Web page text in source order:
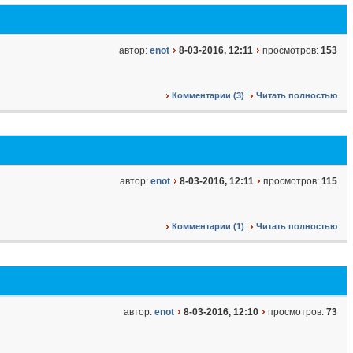
автор: enot 8-03-2016, 12:11 просмотров: 153
Комментарии (3) Читать полностью
автор: enot 8-03-2016, 12:11 просмотров: 115
Комментарии (1) Читать полностью
автор: enot 8-03-2016, 12:10 просмотров: 73